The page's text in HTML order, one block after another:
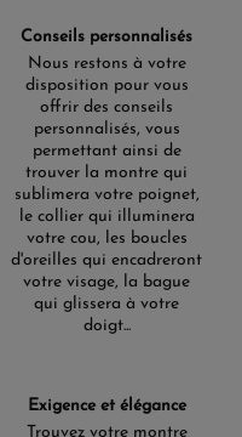
Conseils personnalisés
Nous restons à votre
disposition pour vous
offrir des conseils
personnalisés, vous
permettant ainsi de
trouver la montre qui
sublimera votre poignet,
le collier qui illuminera
votre cou, les boucles
d'oreilles qui encadreront
votre visage, la bague
qui glissera à votre
doigt...
Exigence et élégance
Trouvez votre montre